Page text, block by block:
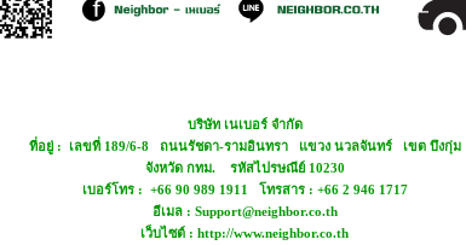
บริษัท เนเบอร์ จำกัด
ที่อยู่ : เลขที่ 189/6-8 ถนนรัชดา-รามอินทรา แขวง นวลจันทร์ เขต บึงกุ่ม
จังหวัด กทม. รหัสไปรษณีย์ 10230
เบอร์โทร : +66 90 989 1911 โทรสาร : +66 2 946 1717
อีเมล : Support@neighbor.co.th
เว็บไซต์ : http://www.neighbor.co.th